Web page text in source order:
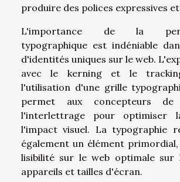
produire des polices expressives
L'importance de la
typographique est indéniable
d'identités uniques sur le web.
avec le kerning et le
l'utilisation d'une grille
permet aux concepteurs
l'interlettrage pour optimiser
l'impact visuel. La typographie
également un élément
lisibilité sur le web optimale sur
appareils et tailles d'écran.